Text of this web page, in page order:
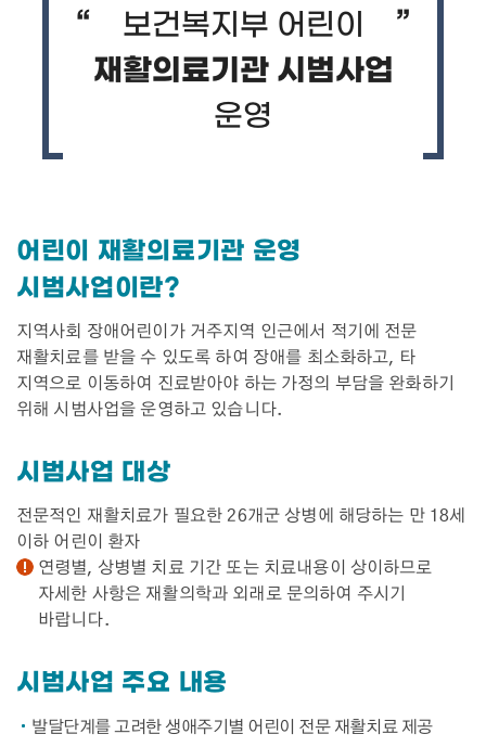
보건복지부 어린이
재활의료기관 시범사업
운영
어린이 재활의료기관 운영
시범사업이란?
지역사회 장애어린이가 거주지역 인근에서 적기에 전문
재활치료를 받을 수 있도록 하여 장애를 최소화하고, 타
지역으로 이동하여 진료받아야 하는 가정의 부담을 완화하기
위해 시범사업을 운영하고 있습니다.
시범사업 대상
전문적인 재활치료가 필요한 26개군 상병에 해당하는 만 18세
이하 어린이 환자
연령별, 상병별 치료 기간 또는 치료내용이 상이하므로
자세한 사항은 재활의학과 외래로 문의하여 주시기
바랍니다.
시범사업 주요 내용
발달단계를 고려한 생애주기별 어린이 전문 재활치료 제공